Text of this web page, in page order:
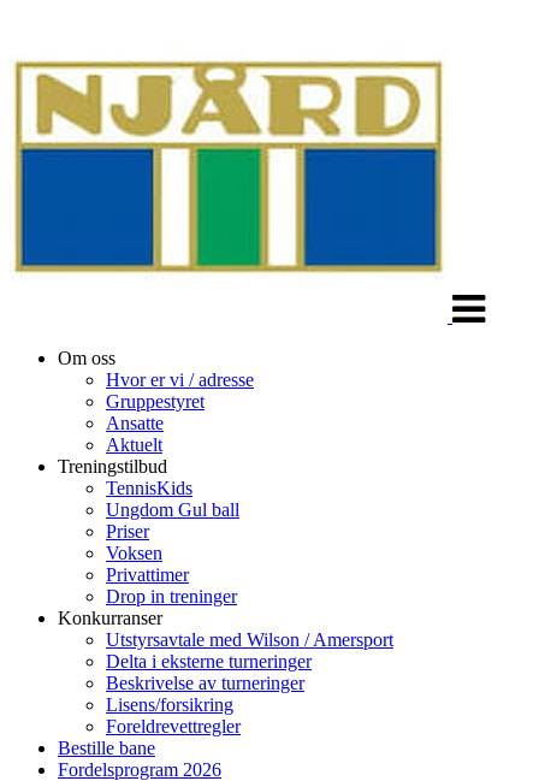
Om oss
Hvor er vi / adresse
Gruppestyret
Ansatte
Aktuelt
Treningstilbud
TennisKids
Ungdom Gul ball
Priser
Voksen
Privattimer
Drop in treninger
Konkurranser
Utstyrsavtale med Wilson / Amersport
Delta i eksterne turneringer
Beskrivelse av turneringer
Lisens/forsikring
Foreldrevettregler
Bestille bane
Fordelsprogram 2026